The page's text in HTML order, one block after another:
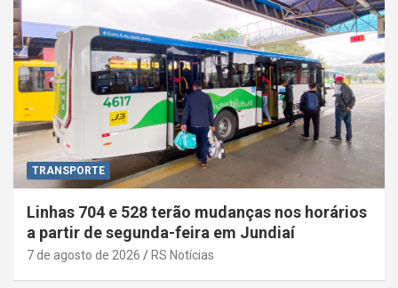
TRANSPORTE
Linhas 704 e 528 terão mudanças nos horários
a partir de segunda-feira em Jundiaí
7 de agosto de 2026 RS Notícias